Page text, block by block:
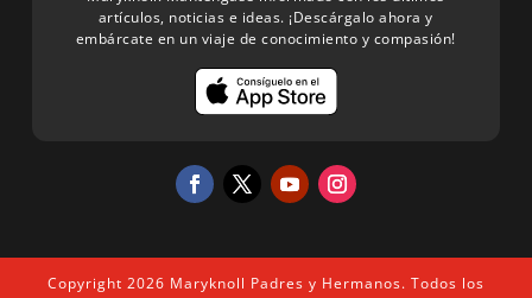
artículos, noticias e ideas. ¡Descárgalo ahora y
embárcate en un viaje de conocimiento y compasión!
Copyright 2026 Maryknoll Padres y Hermanos. Todos los